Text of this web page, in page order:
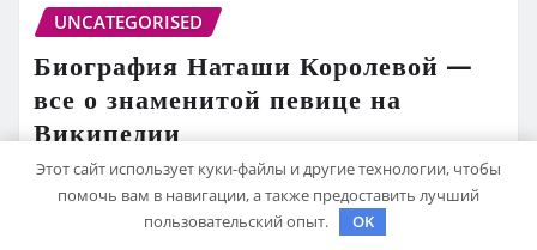
UNCATEGORISED
Биография Наташи Королевой —
все о знаменитой певице на
Википедии
mining_broth Янв 30, 2021
Этот сайт использует куки-файлы и другие технологии, чтобы
помочь вам в навигации, а также предоставить лучший
пользовательский опыт.
OK